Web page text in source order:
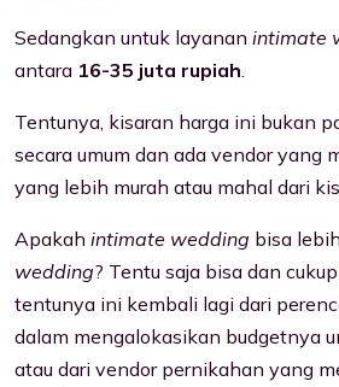
Sedangkan untuk layanan intimate
antara 16-35 juta rupiah
Tentunya, kisaran harga ini bukan
secara umum dan ada vendor yang
yang lebih murah atau mahal dari
Apakah intimate wedding bisa
wedding? Tentu saja bisa dan
tentunya ini kembali lagi dari
dalam mengalokasikan budgetnya
atau dari vendor pernikahan yang